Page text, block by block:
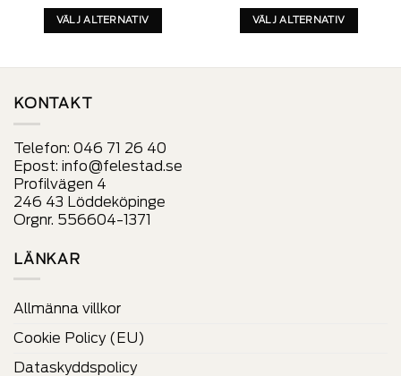
VÄLJ ALTERNATIV
väljas
på
produktens
sida
VÄLJ ALTERNATIV
KONTAKT
Telefon: 046 71 26 40
Epost: info@felestad.se
Profilvägen 4
246 43 Löddeköpinge
Orgnr. 556604-1371
LÄNKAR
Allmänna villkor
Cookie Policy (EU)
Dataskyddspolicy